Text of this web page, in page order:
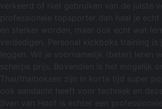
verkeerd of niet gebruiken van de juiste
professionele topsporter dan haal je
en sterker worden, maar ook echt wat
verdedigen. Personal kickboks training
leggen. Wil je voornamelijk (beter) leren
scherpe prijs. Bovendien is het mogelijk
Thai/thaiboksen zijn in korte tijd super
ook aandacht heeft voor techniek en
Sven van Hoof is echter een